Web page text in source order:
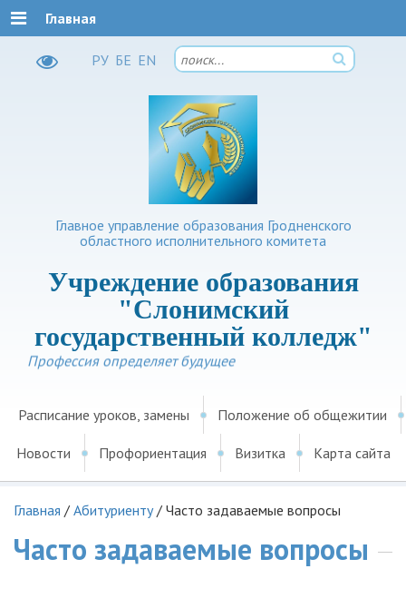
РУ БЕ EN
Главное управление образования Гродненского
областного исполнительного комитета
Учреждение образования
"Слонимский
государственный колледж"
Профессия определяет будущее
Главная
Расписание уроков, замены Положение об общежитии
Новости Профориентация Визитка Карта сайта
Главная / Абитуриенту/ Часто задаваемые вопросы
Часто задаваемые вопросы